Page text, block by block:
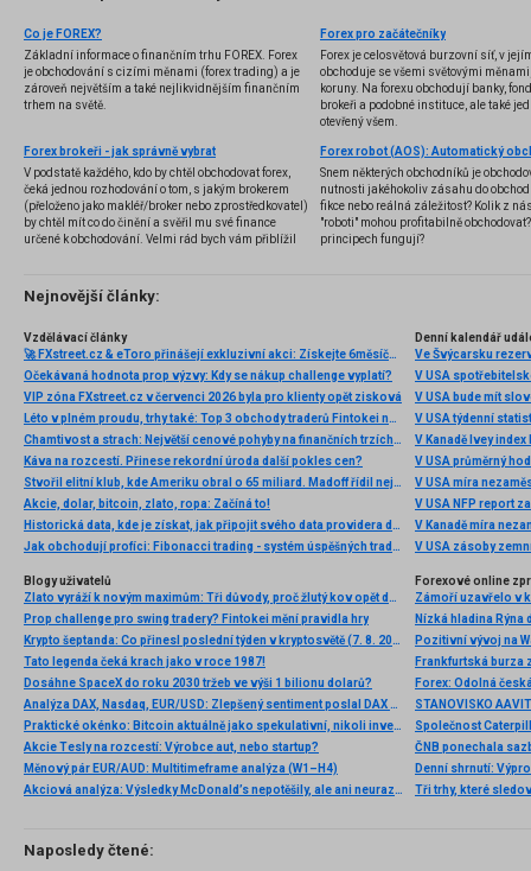
Co je FOREX?
Základní informace o finančním trhu FOREX. Forex
je obchodování s cizími měnami (forex trading) a je
zároveň největším a také nejlikvidnějším finančním
trhem na světě.
Forex pro začátečníky
Forex je celosvětová burzovní síť, v
obchoduje se všemi světovými
koruny. Na forexu obchodují banky,
brokeři a podobné instituce, ale také
otevřený všem.
Forex brokeři - jak správně vybrat
V podstatě každého, kdo by chtěl obchodovat forex,
čeká jednou rozhodování o tom, s jakým brokerem
(přeloženo jako makléř/broker nebo zprostředkovatel)
by chtěl mít co do činění a svěřil mu své finance
určené k obchodování. Velmi rád bych vám přiblížil
několik příkladů nejznámějších z nich.
Snem některých obchodníků je
nutnosti jakéhokoliv zásahu do
fikce nebo reálná záležitost? Kolik z
"roboti" mohou profitabilně
principech fungují?
Nejnovější články:
Vzdělávací články
🚀 FXstreet.cz & eToro přinášejí exkluzivní akci: Získejte 6měsíční členství ve VIP zóně ZDARMA
Očekávaná hodnota prop výzvy: Kdy se nákup challenge vyplatí?
VIP zóna FXstreet.cz v červenci 2026 byla pro klienty opět zisková
Léto v plném proudu, trhy také: Top 3 obchody traderů Fintokei na indexech a zlatě
Chamtivost a strach: Největší cenové pohyby na finančních trzích (červenec 2026)
Káva na rozcestí. Přinese rekordní úroda další pokles cen?
Stvořil elitní klub, kde Ameriku obral o 65 miliard. Madoff řídil největší Ponzi dějin
Akcie, dolar, bitcoin, zlato, ropa: Začíná to!
Historická data, kde je získat, jak připojit svého data providera do MultiCharts a proč je budeme potřebovat? (4. díl)
Jak obchodují profíci: Fibonacci trading - systém úspěšných traderů
Denní kalendář
Ve Švýcarsku
V USA
V USA bude mít
V USA týdenní
V Kanadě Ivey index
V USA průměrný
V USA míra
V USA NFP report
V Kanadě míra
V USA zásoby
Blogy uživatelů
Zlato vyráží k novým maximům: Tři důvody, proč žlutý kov opět dominuje
Prop challenge pro swing tradery? Fintokei mění pravidla hry
Krypto šeptanda: Co přinesl poslední týden v kryptosvětě (7. 8. 2026)
Tato legenda čeká krach jako v roce 1987!
Dosáhne SpaceX do roku 2030 tržeb ve výši 1 bilionu dolarů?
Analýza DAX, Nasdaq, EUR/USD: Zlepšený sentiment poslal DAX na nová maxima
Praktické okénko: Bitcoin aktuálně jako spekulativní, nikoli investiční aktivum
Akcie Tesly na rozcestí: Výrobce aut, nebo startup?
Měnový pár EUR/AUD: Multitimeframe analýza (W1–H4)
Akciová analýza: Výsledky McDonald’s nepotěšily, ale ani neurazily. Jakou vizi společnost prezentovala?
Forexové online
Nízká hladina
Pozitivní vývoj na
Frankfurtská burza
Denní shrnutí:
Tři trhy, které
Naposledy čtené: